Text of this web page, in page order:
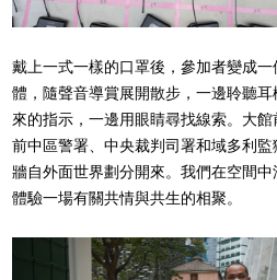
戴上一式一樣的口罩後，參加者變成一
體，隨聲音導賞展開散步，一邊聆聽耳
來的指示，一邊用眼睛尋找線索。大館
前中區警署、中央裁判司署和域多利監
牆自外面世界劃分開來。我們在空間中
體驗一場有關共情與共生的相聚。